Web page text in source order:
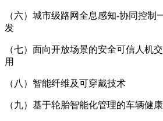
（六）城市级路网全息感知-协同控制
发
（七）面向开放场景的安全可信人机
用
（八）智能纤维及可穿戴技术
（九）基于轮胎智能化管理的车辆健